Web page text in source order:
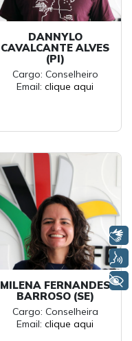
DANNYLO
CAVALCANTE ALVES
(PI)
Cargo: Conselheiro
Email: clique aqui
MILENA FERNANDES
BARROSO (SE)
Cargo: Conselheira
Email: clique aqui
Libras
Voz
+ Acessibilidade